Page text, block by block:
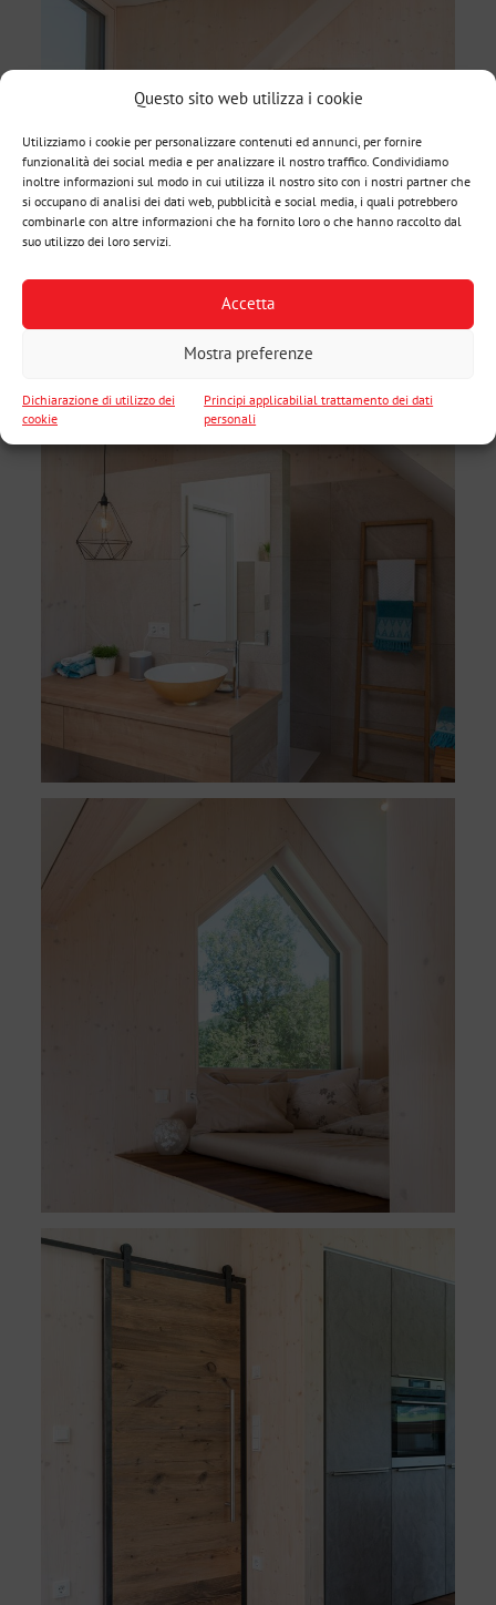
Questo sito web utilizza i cookie
Utilizziamo i cookie per personalizzare contenuti ed annunci, per fornire
funzionalità dei social media e per analizzare il nostro traffico. Condividiamo
inoltre informazioni sul modo in cui utilizza il nostro sito con i nostri partner che
si occupano di analisi dei dati web, pubblicità e social media, i quali potrebbero
combinarle con altre informazioni che ha fornito loro o che hanno raccolto dal
suo utilizzo dei loro servizi.
Accetta
Mostra preferenze
Dichiarazione di utilizzo dei
cookie
Principi applicabilial trattamento dei dati
personali